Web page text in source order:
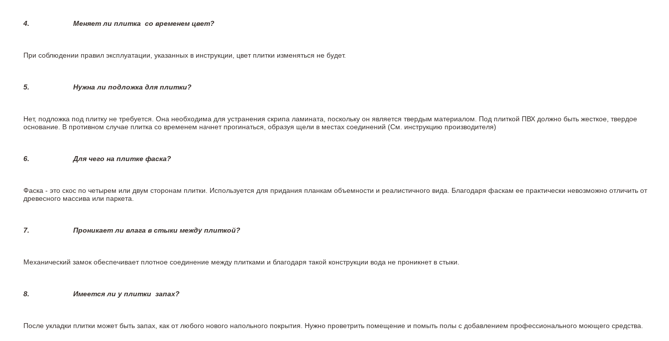
4. Меняет ли плитка со временем цвет?
При соблюдении правил эксплуатации, указанных в инструкции, цвет плитки изменяться не будет.
5. Нужна ли подложка для плитки?
Нет, подложка под плитку не требуется. Она необходима для устранения скрипа ламината, поскольку он является твердым материалом. Под плиткой ПВХ должно быть жесткое, твердое
основание. В противном случае плитка со временем начнет прогинаться, образуя щели в местах соединений (См. инструкцию производителя)
6.Для чего на плитке фаска?
Фаска - это скос по четырем или двум сторонам плитки. Используется для придания планкам объемности и реалистичного вида. Благодаря фаскам ее практически невозможно отличить от
древесного массива или паркета.
7. Проникает ли влага в стыки между плиткой?
Механический замок обеспечивает плотное соединение между плитками и благодаря такой конструкции вода не проникнет в стыки.
8. Имеется ли у плитки запах?
После укладки плитки может быть запах, как от любого нового напольного покрытия. Нужно проветрить помещение и помыть полы с добавлением профессионального моющего средства.